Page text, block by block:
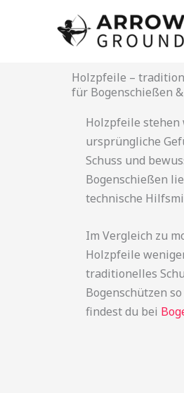
Holzpfeile –
für Bogenschießen
Holzpfeile stehen
ursprüngliche
Schuss und
Bogenschießen
technische
Im Vergleich zu
Holzpfeile
traditionelles
Bogenschützen
findest du bei